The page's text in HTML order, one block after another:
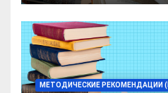
МЕТОДИЧЕСКИЕ РЕКОМЕНДАЦИИ